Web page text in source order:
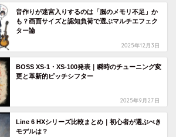
音作りが迷宮入りするのは「脳のメモリ不足」か
も？画面サイズと認知負荷で選ぶマルチエフェク
ター論
2025年12月3日
BOSS XS-1・XS-100発表｜瞬時のチューニング変
更と革新的ピッチシフター
2025年9月27日
Line 6 HXシリーズ比較まとめ｜初心者が選ぶべき
モデルは？